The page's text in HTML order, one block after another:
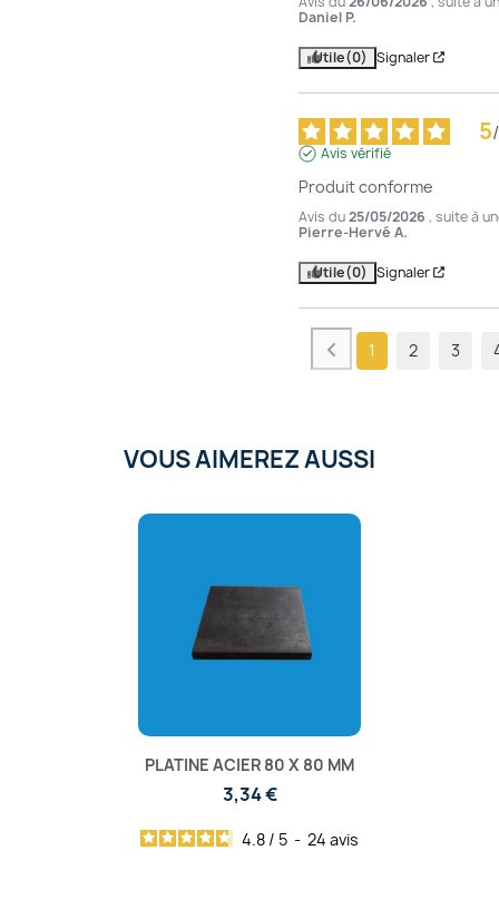
Daniel P.
Utile(0) Signaler
5/
Avis vérifié
Produit conforme
Avis du25/05/2026 , suite à
Pierre-Hervé A.
Utile(0) Signaler
1 2 3
VOUS AIMEREZ AUSSI
PLATINE ACIER 80 X 80 MM
3,34 €
4.8 / 5 - 24 avis